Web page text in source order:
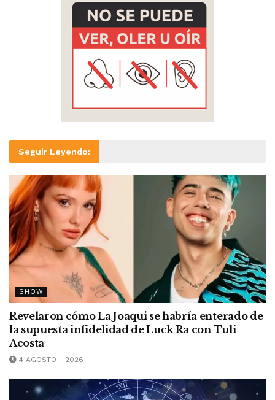
Seguir Leyendo:
SHOW
Revelaron cómo La Joaqui se habría enterado de
la supuesta infidelidad de Luck Ra con Tuli
Acosta
4 AGOSTO - 2026